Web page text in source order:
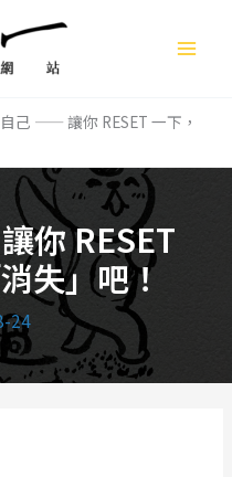
己 —— 讓你 RESET 一下，
你 RESET
失」吧！
24